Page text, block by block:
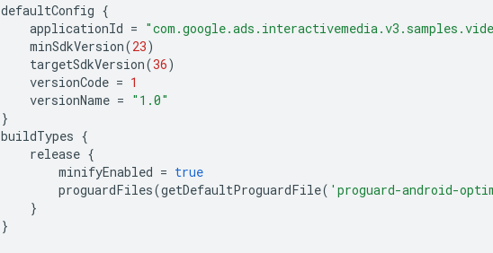
defaultConfig {
applicationId =
minSdkVersion(23)
targetSdkVersion(36)
versionCode = 1
versionName = "1.0"
}
buildTypes {
release {
minifyEnabled = true
proguardFiles(getDefaultProguardFile( 'proguard-android-
}
}